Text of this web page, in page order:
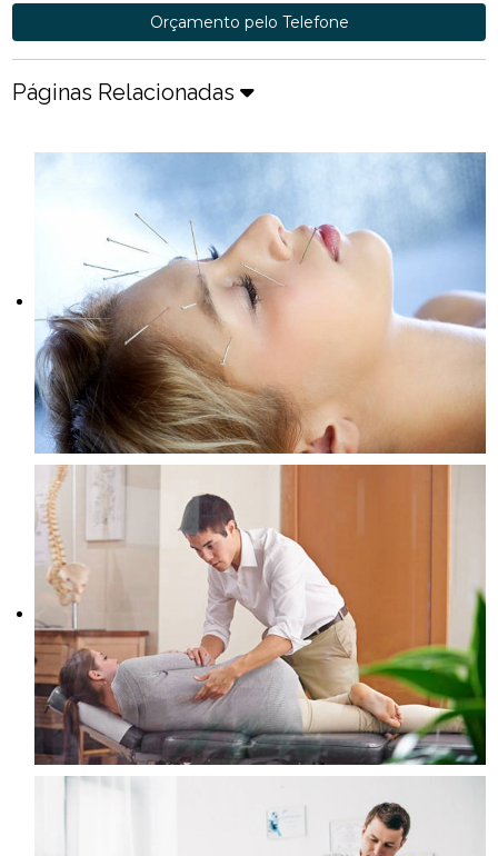
Orçamento pelo Telefone
Páginas Relacionadas